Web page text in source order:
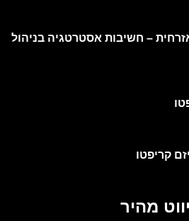
– חשיבות אסטרטגיה בניהול
קריפטו
מהיר